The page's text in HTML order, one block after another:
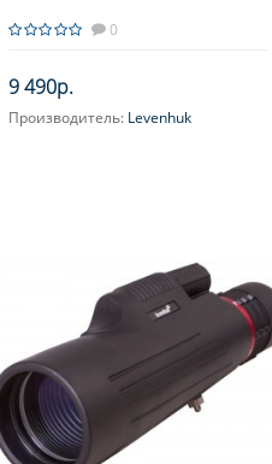
0
9 490р.
Производитель: Levenhuk